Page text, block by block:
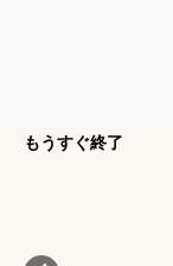
もうすぐ終了